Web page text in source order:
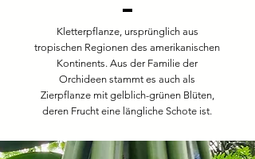
Kletterpflanze, ursprünglich aus
tropischen Regionen des amerikanischen
Kontinents. Aus der Familie der
Orchideen stammt es auch als
Zierpflanze mit gelblich-grünen Blüten,
deren Frucht eine längliche Schote ist.